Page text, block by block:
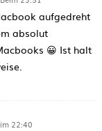
aufgedreht
absolut
😀 Ist halt
22:40